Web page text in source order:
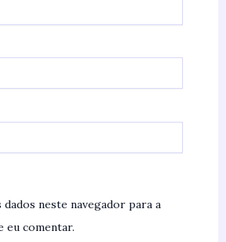
dados neste navegador para a
eu comentar.